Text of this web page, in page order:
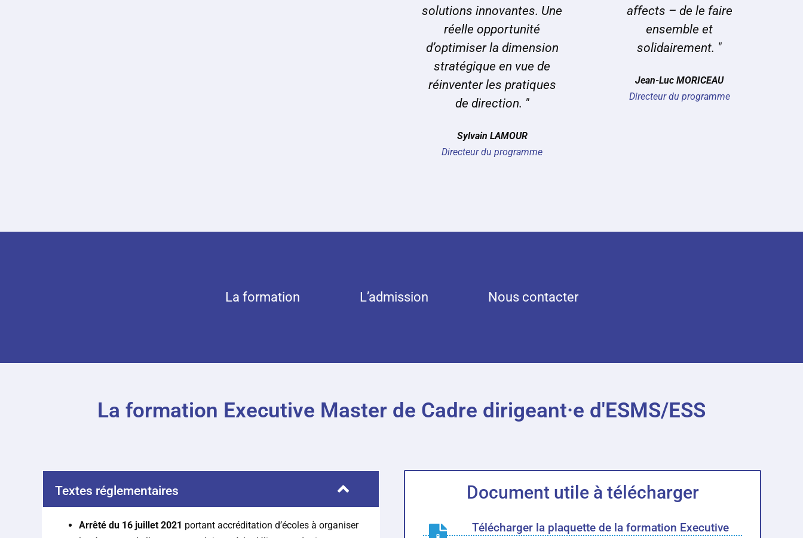
solutions innovantes. Une
réelle opportunité
d’optimiser la dimension
stratégique en vue de
réinventer les pratiques
de direction. "
Sylvain LAMOUR
Directeur du programme
affects – de le faire
ensemble et
solidairement. "
Jean-Luc MORICEAU
Directeur du programme
La formation L’admission Nous contacter
La formation Executive Master de Cadre dirigeant·e d'ESMS/ESS
Textes réglementaires
Arrêté du 16 juillet 2021 portant accréditation d’écoles à organiser
Document utile à télécharger
Télécharger la plaquette de la formation Executive